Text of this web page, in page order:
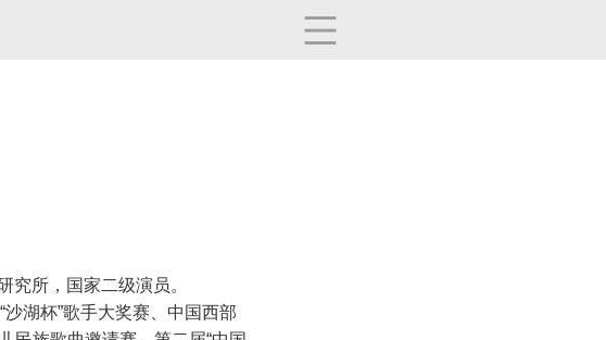
究所，国家二级演员。
湖杯”歌手大奖赛、中国西部